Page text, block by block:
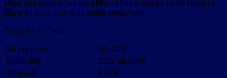
Màng co bám chặt vào sản phẩm và bao bì của nó, do đó không có
nếp nhăn hoặc chảy nhựa không mong muốn.
Thông Số Kỹ Thuật:
Mã sản phẩm
BS-4020
Nguồn điện
220V 50-60HZ
Công suất
6.8KW